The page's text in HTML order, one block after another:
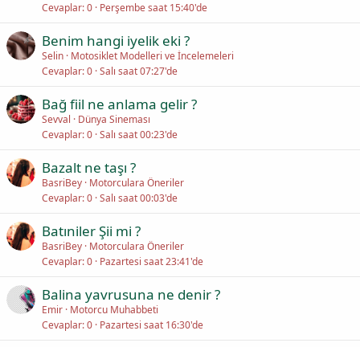
Cevaplar 0 Perşembe saat 15:40'de
Benim hangi iyelik eki ?
Selin Motosiklet Modelleri ve İncelemeleri
Cevaplar 0 Salı saat 07:27'de
Bağ fiil ne anlama gelir ?
Sevval
Dünya Sineması
Cevaplar 0 Salı saat 00:23'de
Bazalt ne taşı ?
BasriBey Motorculara Öneriler
Cevaplar 0 Salı saat 00:03'de
Batıniler Şii mi ?
BasriBey Motorculara Öneriler
Cevaplar 0 Pazartesi saat 23:41'de
Balina yavrusuna ne denir ?
Emir Motorcu Muhabbeti
Cevaplar 0 Pazartesi saat 16:30'de